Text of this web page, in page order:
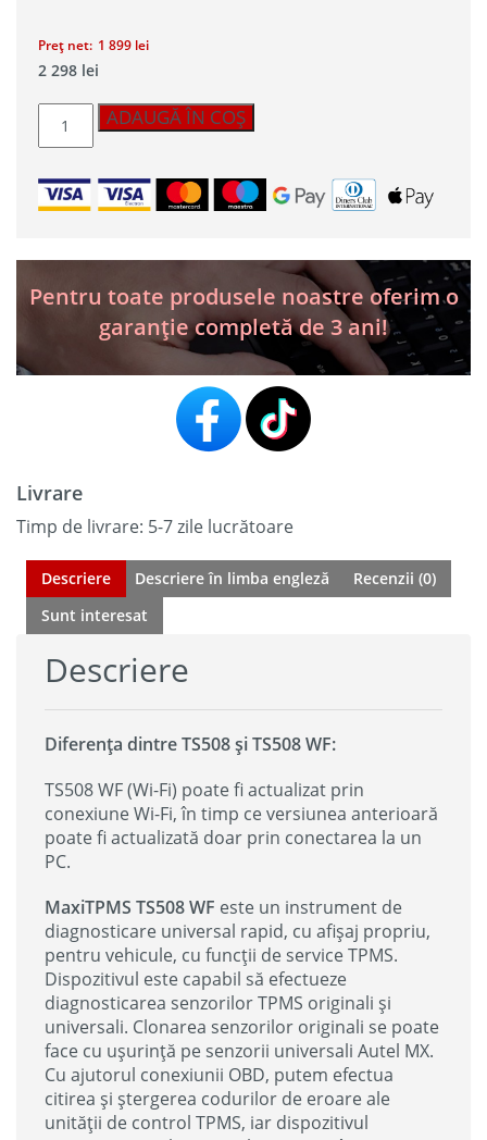
Preț net: Prețul
inițial
a
fost:
2
000 lei.
1 899 leiPrețul
este:
1
899 lei.
Prețul
fost:
420 lei.
2 298 lei
este:
2
Cantitate
Autel
TS508
WF
Diagnosticare
și
Servicii
/
ADAUGĂ ÎN COȘ
Pentru toate produsele noastre oferim o
garanție completă de 3 ani!
Livrare
Timp de livrare: 5-7 zile lucrătoare
Descriere Descriere în limba engleză
Recenzii (0)
Sunt interesat
Descriere
Diferența dintre TS508 și TS508 WF:
TS508 WF (Wi-Fi) poate fi actualizat prin
conexiune Wi-Fi, în timp ce versiunea anterioară
poate fi actualizată doar prin conectarea la un
PC.
MaxiTPMS TS508 WF este un instrument de
diagnosticare universal rapid, cu afișaj propriu,
pentru vehicule, cu funcții de service TPMS.
Dispozitivul este capabil să efectueze
diagnosticarea senzorilor TPMS originali și
universali. Clonarea senzorilor originali se poate
face cu ușurință pe senzorii universali Autel MX.
Cu ajutorul conexiunii OBD, putem efectua
citirea și ștergerea codurilor de eroare ale
unității de control TPMS, iar dispozitivul